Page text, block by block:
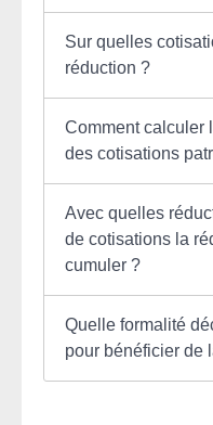
Sur quelles
réduction ?
Comment calculer
des cotisations
Avec quelles
de cotisations la
cumuler ?
Quelle formalité
pour bénéficier de